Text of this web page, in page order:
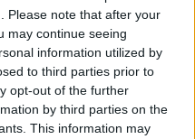
Please note that after your
may continue seeing
information utilized by
to third parties prior to
opt-out of the further
by third parties on the
This information may